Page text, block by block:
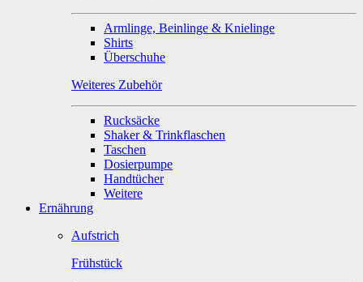
Armlinge, Beinlinge & Knielinge
Shirts
Überschuhe
Weiteres Zubehör
Rucksäcke
Shaker & Trinkflaschen
Taschen
Dosierpumpe
Handtücher
Weitere
Ernährung
Aufstrich
Frühstück